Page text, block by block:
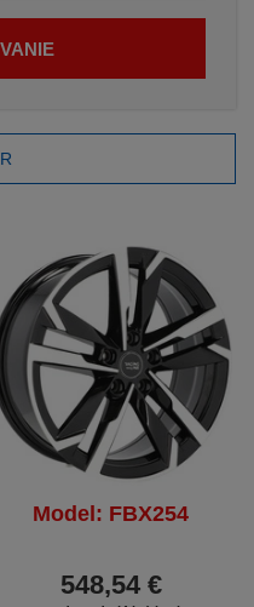
Model: FBX254
548,54 €